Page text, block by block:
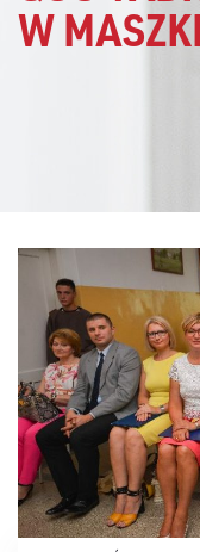
W